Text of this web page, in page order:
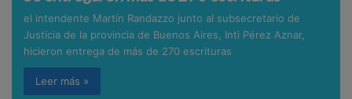
el intendente Martín Randazzo junto al subsecretario de
Justicia de la provincia de Buenos Aires, Inti Pérez Aznar,
hicieron entrega de más de 270 escrituras
Leer más »